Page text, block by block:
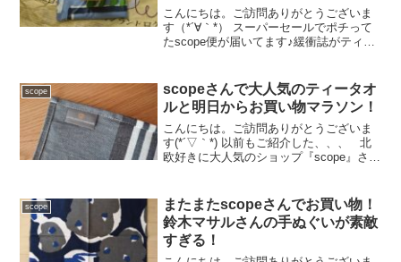
こんにちは。ご訪問ありがとうございま
す（*´∀｀*） スーパーセールでポチって
たscope便が届いてます♪緩衝誌がティー
が、、 まだもうちょっと買い足したい
ぞ！ってこ...
scope
scopeさんで大人気のティータオ
ルと明日からお買い物マラソン！
こんにちは。ご訪問ありがとうございま
す(*´▽｀*) 以前もご紹介した、、、 北
欧好きに大人気のショップ『scope』さ
ん！！ 我が家でも大活躍なんですが、 今
年のマフラー...
scope
またまたscopeさんでお買い物！
鈴木マサルさんの手ぬぐいが素敵
すぎる！